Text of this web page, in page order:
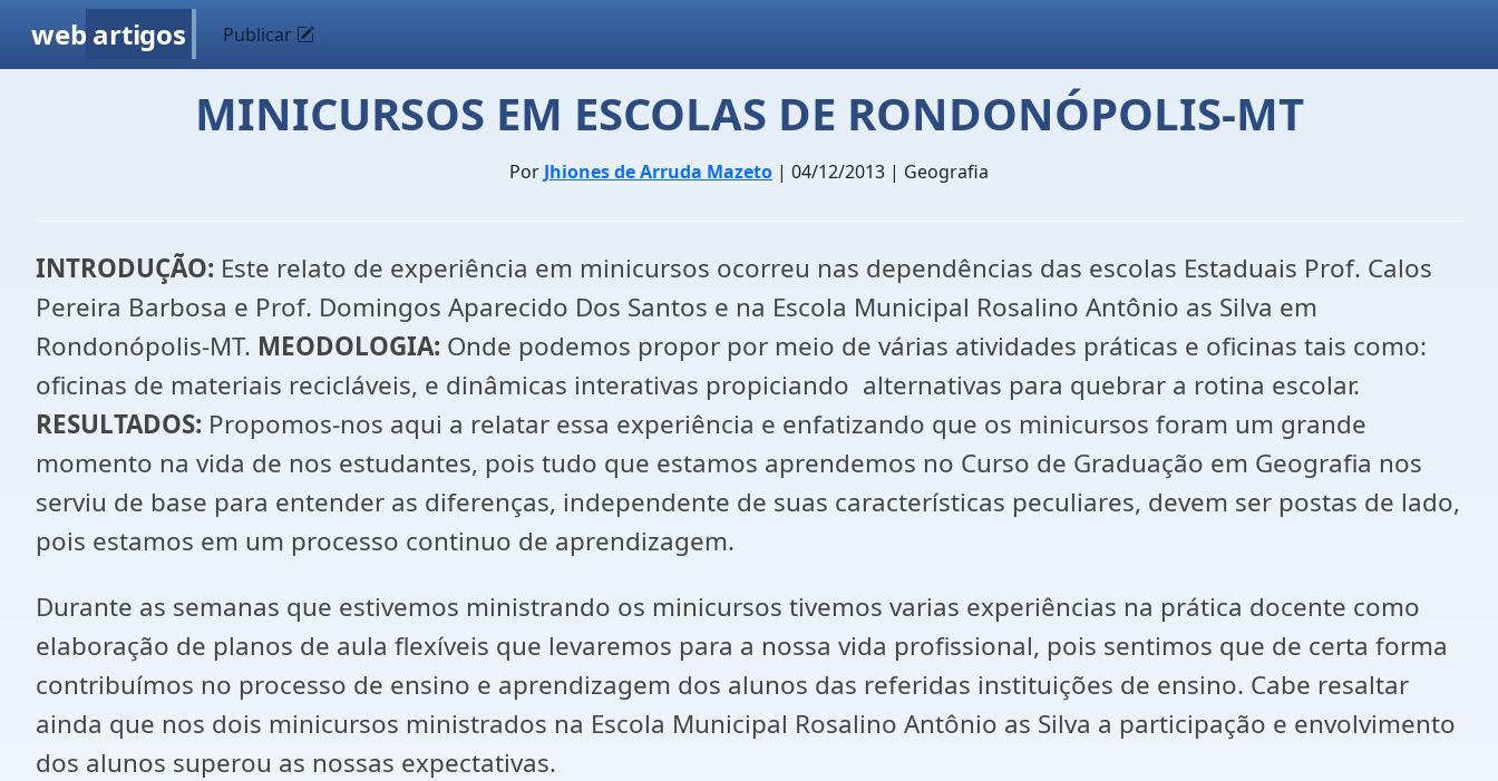
web artigos Publicar
MINICURSOS EM ESCOLAS DE RONDONÓPOLIS-MT
Por Jhiones de Arruda Mazeto | 04/12/2013 | Geografia
INTRODUÇÃO: Este relato de experiência em minicursos ocorreu nas dependências das escolas Estaduais Prof. Calos
Pereira Barbosa e Prof. Domingos Aparecido Dos Santos e na Escola Municipal Rosalino Antônio as Silva em
Rondonópolis-MT. MEODOLOGIA: Onde podemos propor por meio de várias atividades práticas e oficinas tais como:
oficinas de materiais recicláveis, e dinâmicas interativas propiciando alternativas para quebrar a rotina escolar.
RESULTADOS: Propomos-nos aqui a relatar essa experiência e enfatizando que os minicursos foram um grande
momento na vida de nos estudantes, pois tudo que estamos aprendemos no Curso de Graduação em Geografia nos
serviu de base para entender as diferenças, independente de suas características peculiares, devem ser postas de lado,
pois estamos em um processo continuo de aprendizagem.
Durante as semanas que estivemos ministrando os minicursos tivemos varias experiências na prática docente como
elaboração de planos de aula flexíveis que levaremos para a nossa vida profissional, pois sentimos que de certa forma
contribuímos no processo de ensino e aprendizagem dos alunos das referidas instituições de ensino. Cabe resaltar
ainda que nos dois minicursos ministrados na Escola Municipal Rosalino Antônio as Silva a participação e envolvimento
dos alunos superou as nossas expectativas.